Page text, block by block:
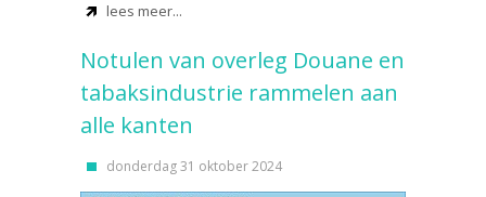
lees meer...
Notulen van overleg Douane en
tabaksindustrie rammelen aan
alle kanten
donderdag 31 oktober 2024